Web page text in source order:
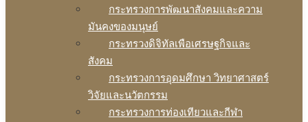
กระทรวงการพัฒนาสังคมและความ
มันคงของมนุษย์
กระทรวงดิจิทัลเพือเศรษฐกิจและ
สังคม
กระทรวงการอุดมศึกษา วิทยาศาสตร์
วิจัยและนวัตกรรม
กระทรวงการท่องเทียวและกีฬา